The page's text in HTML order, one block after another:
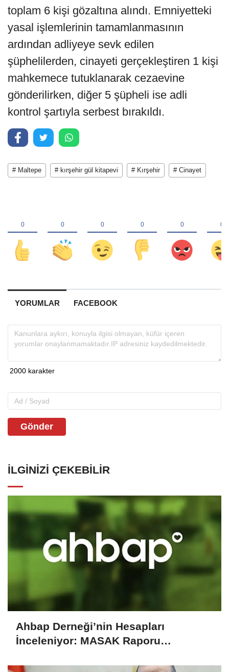
toplam 6 kişi gözaltına alındı. Emniyetteki
yasal işlemlerinin tamamlanmasının
ardından adliyeye sevk edilen
şüphelilerden, cinayeti gerçekleştiren 1 kişi
mahkemece tutuklanarak cezaevine
gönderilirken, diğer 5 şüpheli ise adli
kontrol şartıyla serbest bırakıldı.
# Maltepe # kırşehir gül kitapevi # Kırşehir # Cinayet
YORUMLAR FACEBOOK
Gönder
İLGINIZI ÇEKEBILIR
Ahbap Derneği’nin Hesapları
İnceleniyor: MASAK Raporu